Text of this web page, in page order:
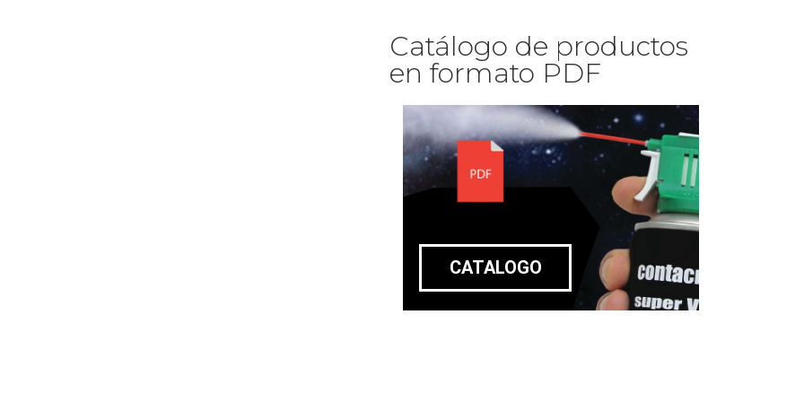
Catálogo de productos
en formato PDF
CATALOGO